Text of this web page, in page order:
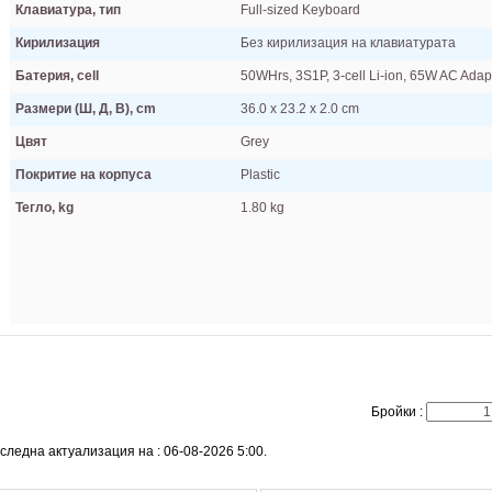
Клавиатура, тип Full-sized Keyboard
Кирилизация Без кирилизация на клавиатурата
Батерия, cell 50WHrs, 3S1P, 3-cell Li-ion, 65W AC
Размери (Ш, Д, В), cm 36.0 x 23.2 x 2.0 cm
Цвят Grey
Покритие на корпуса Plastic
Тегло, kg 1.80 kg
Бройки :
актуализация на : 06-08-2026 5:00.